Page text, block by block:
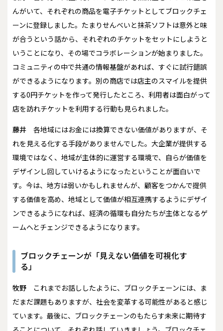
んがいて、それぞれの商品を電子チケットとしてブロックチェ
ーンに登録しました。たまりせんべいと抹茶ソフトは意外と味
が合うという話から、それぞれのチケットをセットにしようと
いうことになり、その場でコラボレーションが始まりました。
コミュニティの中で共通の情報基盤があれば、すぐに試行錯誤
ができるようになります。別の商店では店主のスマイルを提供
する0円チケットを作って発行したところ、利用者は面白がって
店を訪れチケットを利用する行動も見られました。
藤井 各地域にはお金には換算できない価値がありますが、そ
れを見える化する手段がありませんでした。大企業が提供する
環境ではなく、地域が主体的に運営する環境で、自らが価値を
デザインし回していけるようになったということが面白いで
す。今は、地方は弱いかもしれませんが、顧客をつかんで提供
する価値を高め、地域として価値が相互連携するようにデザイ
ンできるようになれば、経済の循環も自分たちが主体となるゲ
ームへとチェンジできるようになります。
ブロックチェーンが「見えない価値を可視化す
る」
牧野 これまでお話ししたように、ブロックチェーンには、ま
だまだ課題もありますが、社会を変革する可能性があると感じ
ています。最後に、ブロックチェーンのもたらす未来に期待す